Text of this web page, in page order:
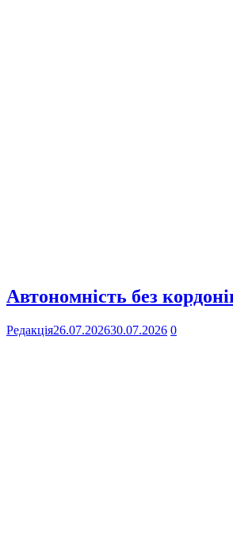
Автономність без
Редакція26.07.202630.07.2026 0